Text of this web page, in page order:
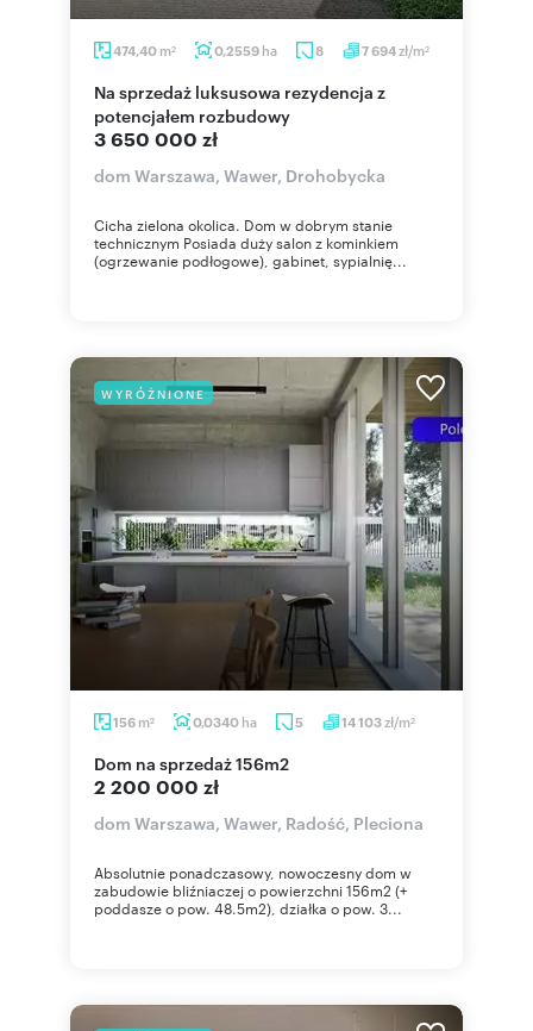
474,40 m2 0,2559 ha 8 7 694zł/m2
Na sprzedaż luksusowa rezydencja z
potencjałem rozbudowy
3 650 000 zł
dom Warszawa, Wawer, Drohobycka
Cicha zielona okolica. Dom w dobrym stanie
technicznym Posiada duży salon z kominkiem
(ogrzewanie podłogowe), gabinet, sypialnię...
WYRÓŻNIONE
156 m2 0,0340 ha 5 14 103zł/m2
dom na sprzedaż 156m2
2 200 000 zł
dom Warszawa, Wawer, Radość, Pleciona
Absolutnie ponadczasowy, nowoczesny dom w
zabudowie bliźniaczej o powierzchni 156m2 (+
poddasze o pow. 48.5m2), działka o pow. 3...